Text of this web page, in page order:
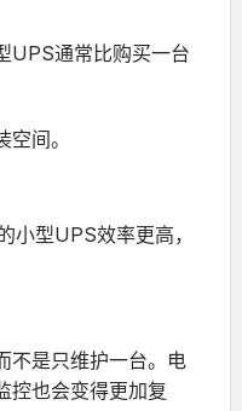
UPS通常比购买一台
间。
小型UPS效率更高，
不是只维护一台。电
控也会变得更加复